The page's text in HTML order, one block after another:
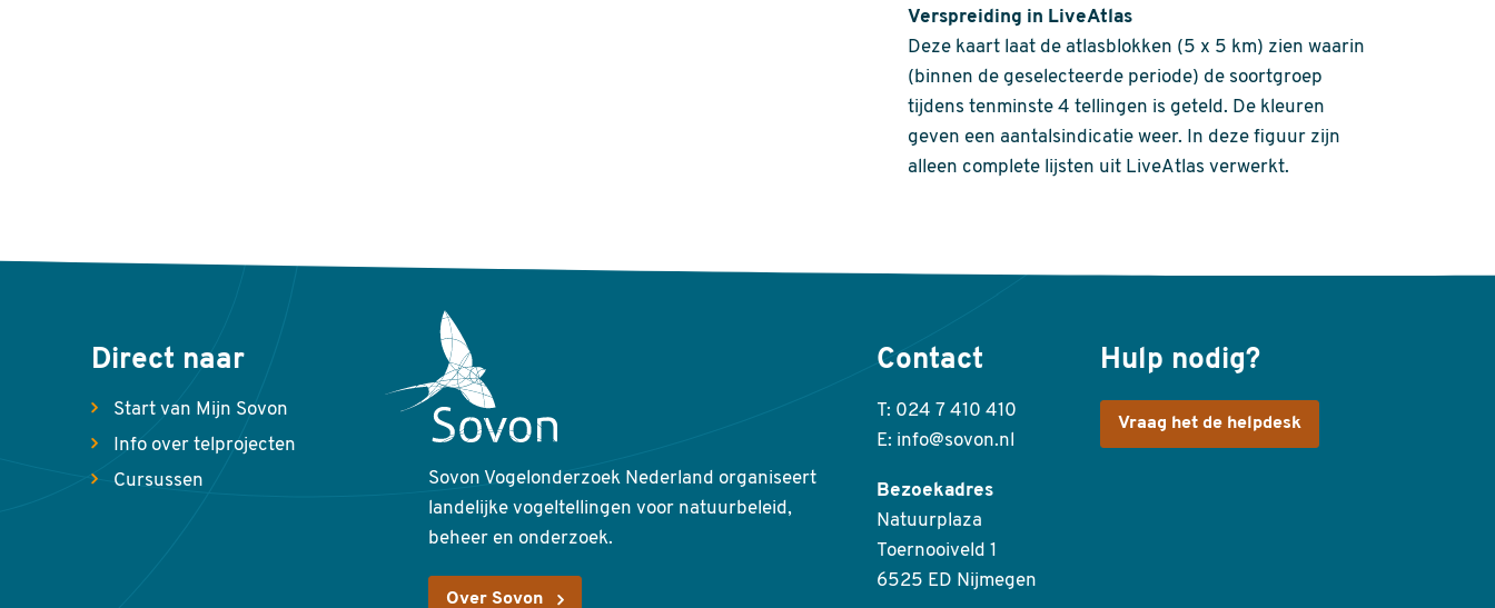
Verspreiding in LiveAtlas
Deze kaart laat de atlasblokken (5 x 5 km) zien waarin
(binnen de geselecteerde periode) de soortgroep
tijdens tenminste 4 tellingen is geteld. De kleuren
geven een aantalsindicatie weer. In deze figuur zijn
alleen complete lijsten uit LiveAtlas verwerkt.
Direct naar
Start van Mijn Sovon
Info over telprojecten
Cursussen
Sovon Vogelonderzoek Nederland organiseert
landelijke vogeltellingen voor natuurbeleid,
beheer en onderzoek.
Over Sovon
Contact
T: 024 7 410 410
E: info@sovon.nl
Bezoekadres
Natuurplaza
Toernooiveld 1
6525 ED Nijmegen
Hulp nodig?
Vraag het de helpdesk